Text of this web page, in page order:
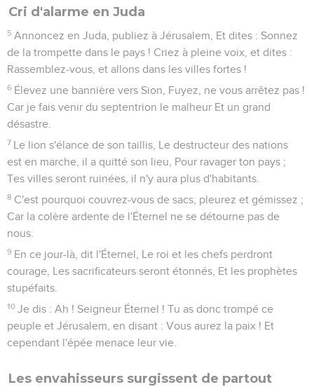
Cri d'alarme en Juda
5 Annoncez en Juda, publiez à Jérusalem, Et dites : Sonnez
de la trompette dans le pays ! Criez à pleine voix, et dites :
Rassemblez-vous, et allons dans les villes fortes !
6 Élevez une bannière vers Sion, Fuyez, ne vous arrêtez pas !
Car je fais venir du septentrion le malheur Et un grand
désastre.
7 Le lion s'élance de son taillis, Le destructeur des nations
est en marche, il a quitté son lieu, Pour ravager ton pays ;
Tes villes seront ruinées, il n'y aura plus d'habitants.
8 C'est pourquoi couvrez-vous de sacs, pleurez et gémissez ;
Car la colère ardente de l'Éternel ne se détourne pas de
nous.
9 En ce jour-là, dit l'Éternel, Le roi et les chefs perdront
courage, Les sacrificateurs seront étonnés, Et les prophètes
stupéfaits.
10 Je dis : Ah ! Seigneur Éternel ! Tu as donc trompé ce
peuple et Jérusalem, en disant : Vous aurez la paix ! Et
cependant l'épée menace leur vie.
Les envahisseurs surgissent de partout